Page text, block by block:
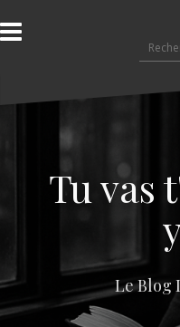
l
a
e
e
Tu vas
Le Blog